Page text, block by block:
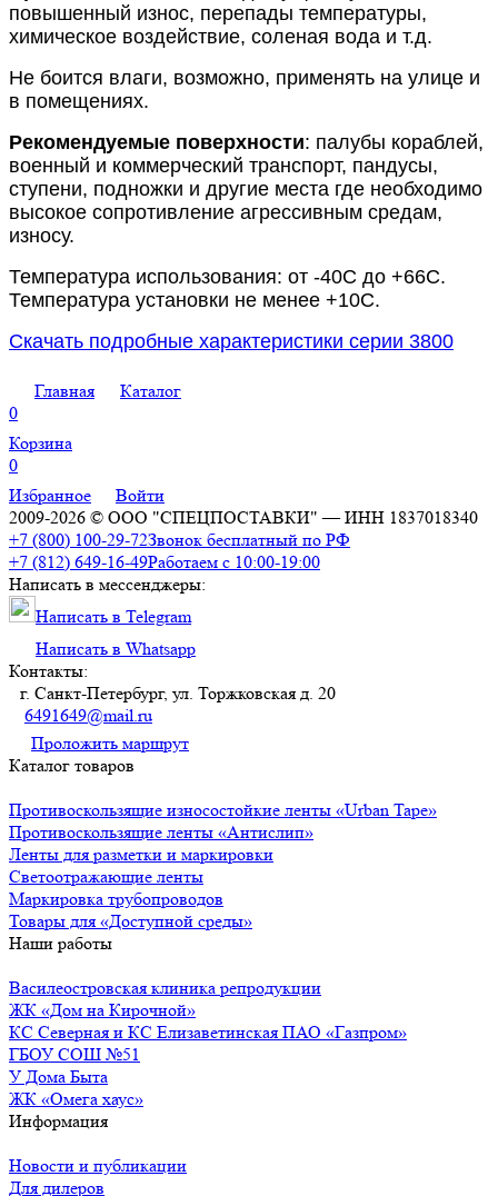
повышенный износ, перепады температуры,
химическое воздействие, соленая вода и т.д.
Не боится влаги, возможно, применять на улице и
в помещениях.
Рекомендуемые поверхности: палубы кораблей,
военный и коммерческий транспорт, пандусы,
ступени, подножки и другие места где необходимо
высокое сопротивление агрессивным средам,
износу.
Температура использования: от -40С до +66С.
Температура установки не менее +10С.
Скачать подробные характеристики серии 3800
Главная
Каталог
0
Корзина
0
Избранное
Войти
2009-2026 © ООО "СПЕЦПОСТАВКИ" — ИНН 1837018340
+7 (800) 100-29-72Звонок бесплатный по РФ
+7 (812) 649-16-49Работаем с 10:00-19:00
Написать в мессенджеры:
Написать в Telegram
Написать в Whatsapp
Контакты:
г. Санкт-Петербург, ул. Торжковская д. 20
6491649@mail.ru
Проложить маршрут
Каталог товаров
Противоскользящие износостойкие ленты «Urban Tape»
Противоскользящие ленты «Антислип»
Ленты для разметки и маркировки
Светоотражающие ленты
Маркировка трубопроводов
Товары для «Доступной среды»
Наши работы
Василеостровская клиника репродукции
ЖК «Дом на Кирочной»
КС Северная и КС Елизаветинская ПАО «Газпром»
ГБОУ СОШ №51
У Дома Быта
ЖК «Омега хаус»
Информация
Новости и публикации
Для дилеров